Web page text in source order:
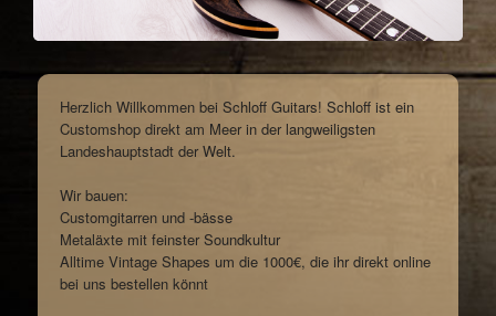
Herzlich Willkommen bei Schloff Guitars! Schloff ist ein
Customshop direkt am Meer in der langweiligsten
Landeshauptstadt der Welt.
Wir bauen:
Customgitarren und -bässe
Metaläxte mit feinster Soundkultur
Alltime Vintage Shapes um die 1000€, die ihr direkt online
bei uns bestellen könnt